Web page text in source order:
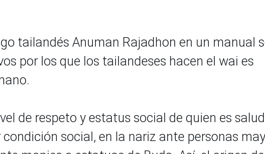
tailandés Anuman Rajadhon en un manual
por los que los tailandeses hacen el wai es
de respeto y estatus social de quien es
social, en la nariz ante personas